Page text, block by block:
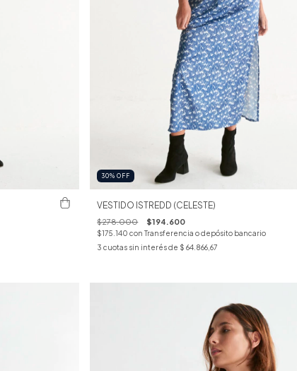
30%OFF
VESTIDO ISTREDD (CELESTE)
$278.000 $194.600
$175.140con Transferencia o depósito bancario
3 cuotas sin interés de $ 64.866,67